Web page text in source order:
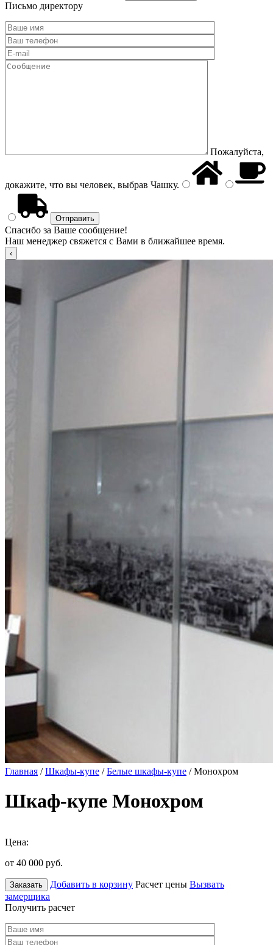
Письмо директору
Пожалуйста,
докажите, что вы человек, выбрав Чашку.
Спасибо за Ваше сообщение!
Наш менеджер свяжется с Вами в ближайшее время.
Главная /Шкафы-купе /Белые шкафы-купе / Монохром
Шкаф-купе Монохром
Цена:
от 40 000 руб.
Заказать Добавить в корзину Расчет цены Вызвать
замерщика
Получить расчет